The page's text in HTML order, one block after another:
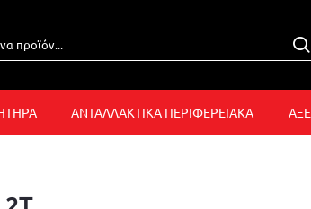
ΑΝΤΑΛΛΑΚΤΙΚΑ ΠΕΡΙΦΕΡΕΙΑΚΑ